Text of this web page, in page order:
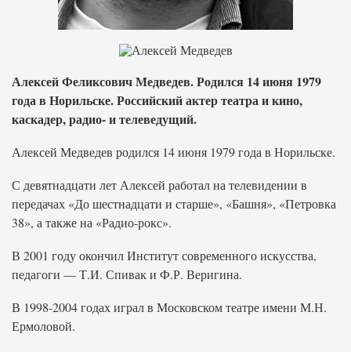
Алексей Феликсович Медведев. Родился 14 июня 1979
года в Норильске. Российский актер театра и кино,
каскадер, радио- и телеведущий.
Алексей Медведев родился 14 июня 1979 года в Норильске.
С девятнадцати лет Алексей работал на телевидении в
передачах «До шестнадцати и старше», «Башня», «Петровка
38», а также на «Радио-рокс».
В 2001 году окончил Институт современного искусства,
педагоги — Т.И. Спивак и Ф.Р. Веригина.
В 1998-2004 годах играл в Московском театре имени М.Н.
Ермоловой.